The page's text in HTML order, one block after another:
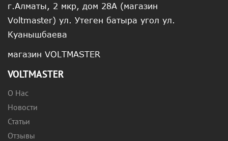
г.Алматы, 2 мкр, дом 28А (магазин
Voltmaster) ул. Утеген батыра угол ул.
Куанышбаева
магазин VOLTMASTER
VOLTMASTER
О Нас
Новости
Статьи
Отзывы